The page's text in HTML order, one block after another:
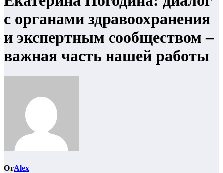
с органами здравоохранения
и экспертным сообществом –
важная часть нашей работы
ОтAlex